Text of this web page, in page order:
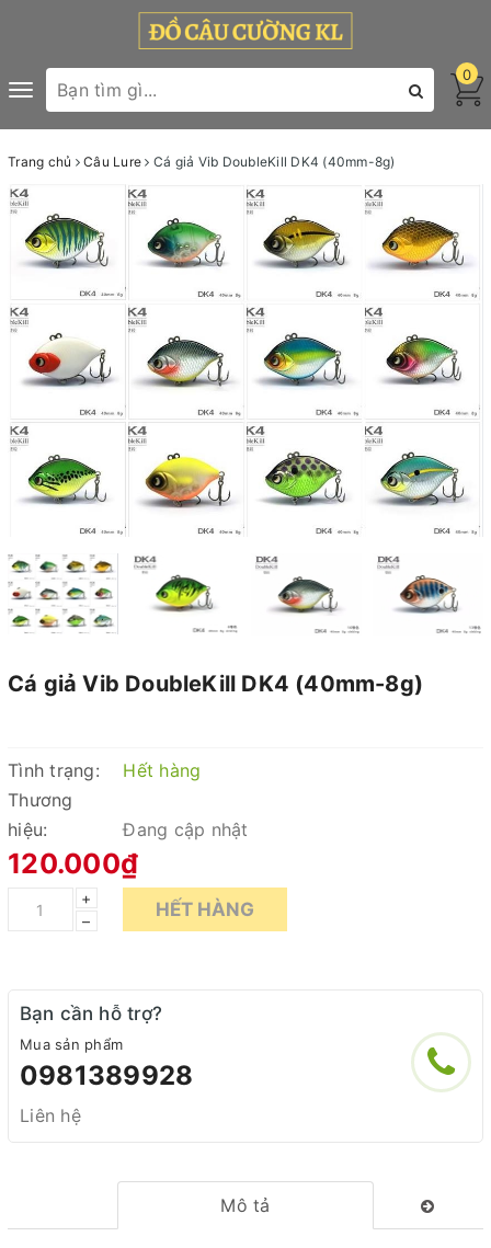
Toggle
navigation
0
Trang chủ Câu Lure Cá giả Vib DoubleKill DK4 (40mm-8g)
Cá giả Vib DoubleKill DK4 (40mm-8g)
Tình trạng:
Hết hàng
Thương
hiệu:
Đang cập nhật
120.000₫
+
–
HẾT HÀNG
Bạn cần hỗ trợ?
Mua sản phẩm
0981389928
Liên hệ
Mô tả